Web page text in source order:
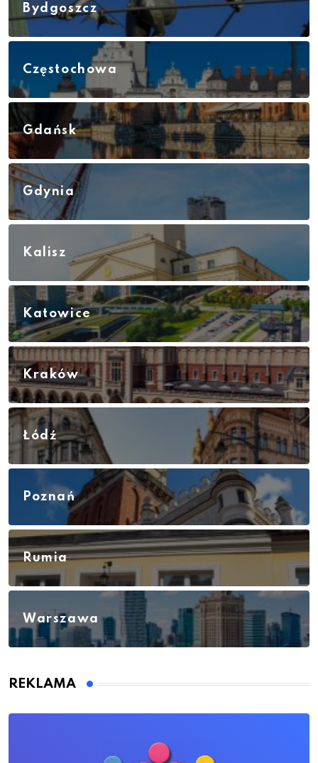
Bydgoszcz
Częstochowa
Gdańsk
Gdynia
Kalisz
Katowice
Kraków
Łódź
Poznań
Rumia
Warszawa
REKLAMA